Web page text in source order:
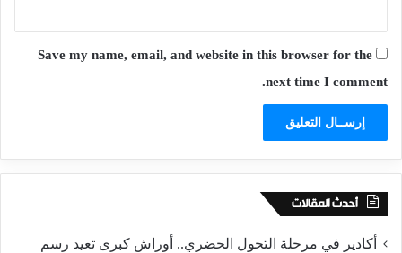
Save my name, email, and website in this browser for the
next time I comment.
أحدث المقالات
أكادير في مرحلة التحول الحضري.. أوراش كبرى تعيد رسم